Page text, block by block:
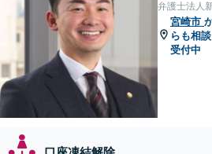
弁護士法人
宮崎市
らも相談
受付中